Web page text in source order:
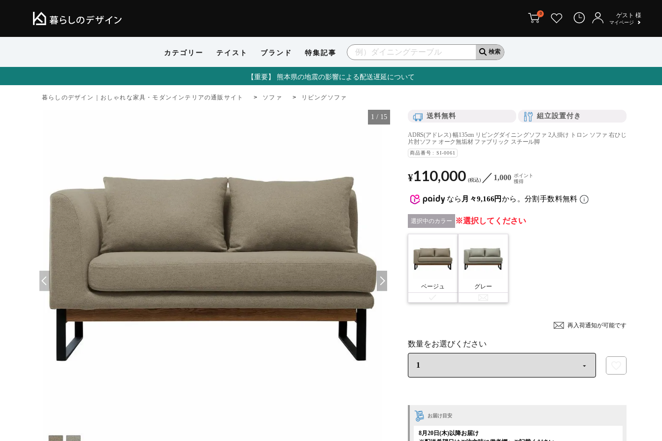
カテゴリー テイスト ブランド 特集記事
0 ゲスト 様
マイページ
【重要】 熊本県の地震の影響による配送遅延について
暮らしのデザイン｜おしゃれな家具・モダンインテリアの通販サイト ソファ リビングソファ
1 / 15 送料無料 組立設置付き
ADRS(アドレス) 幅135cm リビングダイニングソファ 2人掛け トロン ソファ 右ひじ
片肘ソファ オーク無垢材 ファブリック スチール脚
商品番号 SI-0061
なら 月々9,166円から。分割手数料無料
¥110,000 税込 1,000 ポイント
獲得
お届け目安
8月20日(木)以降お届け
カラー 選択してください
ベージュ グレー
再入荷通知が可能です